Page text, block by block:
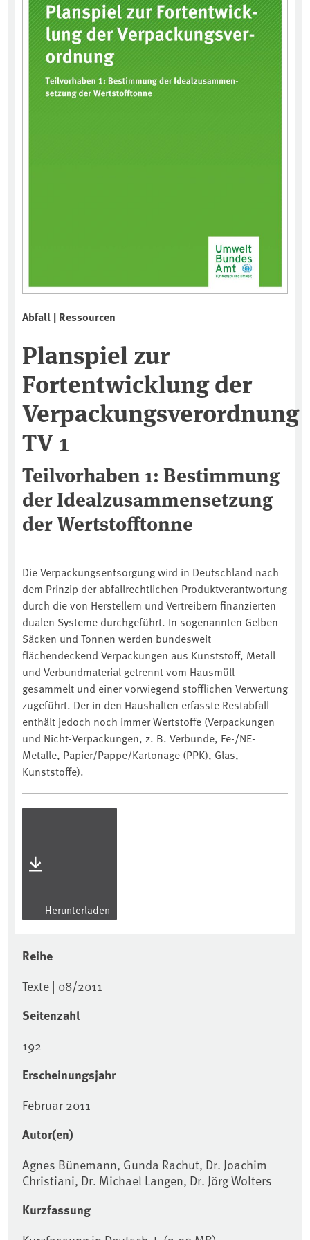
Abfall | Ressourcen
Planspiel zur
Fortentwicklung der
Verpackungsverordnung
TV 1
Teilvorhaben 1: Bestimmung
der Idealzusammensetzung
der Wertstofftonne
Die Verpackungsentsorgung wird in Deutschland nach
dem Prinzip der abfallrechtlichen Produktverantwortung
durch die von Herstellern und Vertreibern finanzierten
dualen Systeme durchgeführt. In sogenannten Gelben
Säcken und Tonnen werden bundesweit
flächendeckend Verpackungen aus Kunststoff, Metall
und Verbundmaterial getrennt vom Hausmüll
gesammelt und einer vorwiegend stofflichen Verwertung
zugeführt. Der in den Haushalten erfasste Restabfall
enthält jedoch noch immer Wertstoffe (Verpackungen
und Nicht-Verpackungen, z. B. Verbunde, Fe-/NE-
Metalle, Papier/Pappe/Kartonage (PPK), Glas,
Kunststoffe).
Herunterladen
Reihe
Texte | 08/2011
Seitenzahl
192
Erscheinungsjahr
Februar 2011
Autor(en)
Agnes Bünemann, Gunda Rachut, Dr. Joachim
Christiani, Dr. Michael Langen, Dr. Jörg Wolters
Kurzfassung